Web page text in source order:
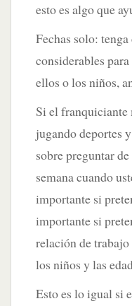
esto es algo que
Fechas solo:
considerables
ellos o los niños,
Si el franquiciante
jugando deportes
sobre preguntar
semana cuando
importante si
importante si
relación de
los niños y las
Esto es lo igual si